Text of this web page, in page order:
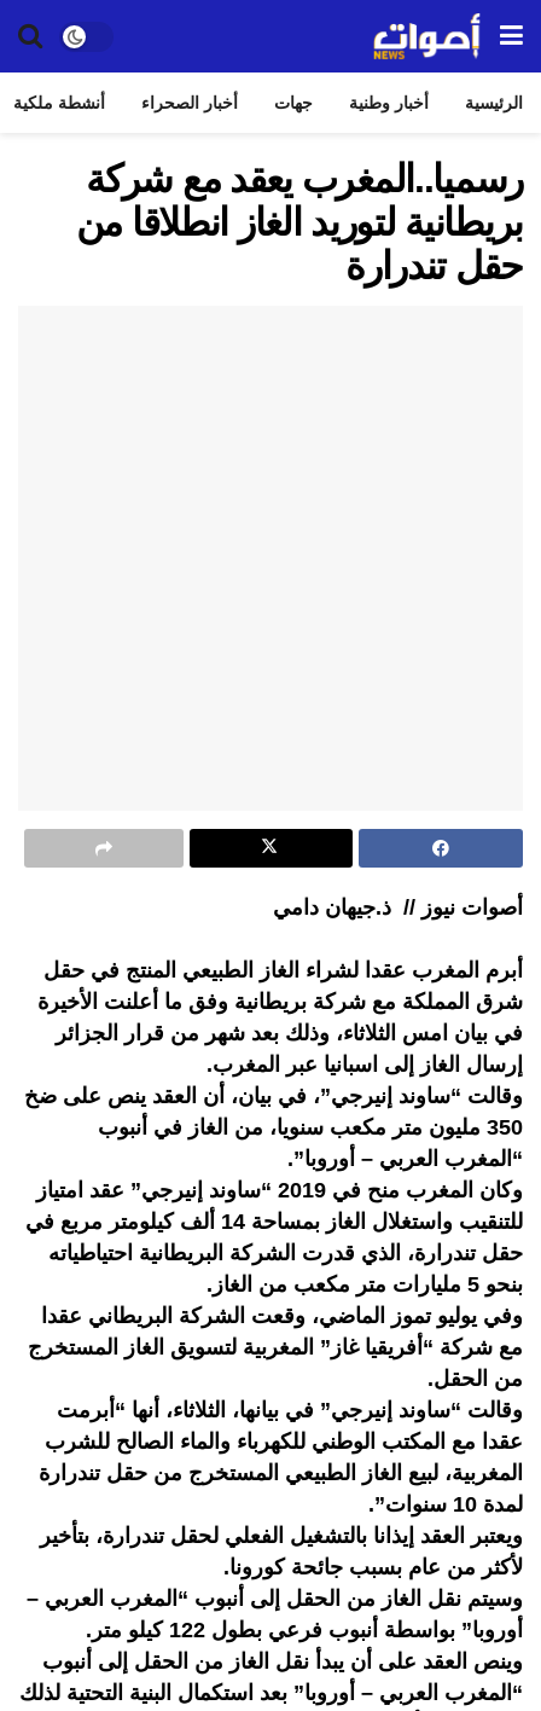
الرئيسية أخبار وطنية جهات أخبار الصحراء أنشطة ملكية
رسميا..المغرب يعقد مع شركة
بريطانية لتوريد الغاز انطلاقا من
حقل تندرارة
أصوات نيوز // ذ.جيهان دامي
أبرم المغرب عقدا لشراء الغاز الطبيعي المنتج في حقل
شرق المملكة مع شركة بريطانية وفق ما أعلنت الأخيرة
في بيان امس الثلاثاء، وذلك بعد شهر من قرار الجزائر
إرسال الغاز إلى اسبانيا عبر المغرب.
وقالت “ساوند إنيرجي”، في بيان، أن العقد ينص على ضخ
350 مليون متر مكعب سنويا، من الغاز في أنبوب
“المغرب العربي – أوروبا”.
وكان المغرب منح في 2019 “ساوند إنيرجي” عقد امتياز
للتنقيب واستغلال الغاز بمساحة 14 ألف كيلومتر مربع في
حقل تندرارة، الذي قدرت الشركة البريطانية احتياطياته
بنحو 5 مليارات متر مكعب من الغاز.
وفي يوليو تموز الماضي، وقعت الشركة البريطاني عقدا
مع شركة “أفريقيا غاز” المغربية لتسويق الغاز المستخرج
من الحقل.
وقالت “ساوند إنيرجي” في بيانها، الثلاثاء، أنها “أبرمت
عقدا مع المكتب الوطني للكهرباء والماء الصالح للشرب
المغربية، لبيع الغاز الطبيعي المستخرج من حقل تندرارة
لمدة 10 سنوات”.
ويعتبر العقد إيذانا بالتشغيل الفعلي لحقل تندرارة، بتأخير
لأكثر من عام بسبب جائحة كورونا.
وسيتم نقل الغاز من الحقل إلى أنبوب “المغرب العربي –
أوروبا” بواسطة أنبوب فرعي بطول 122 كيلو متر.
وينص العقد على أن يبدأ نقل الغاز من الحقل إلى أنبوب
“المغرب العربي – أوروبا” بعد استكمال البنية التحتية لذلك